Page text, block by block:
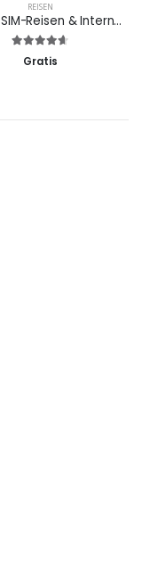
REISEN
Airalo: eSIM-Reisen & Internet
Gratis